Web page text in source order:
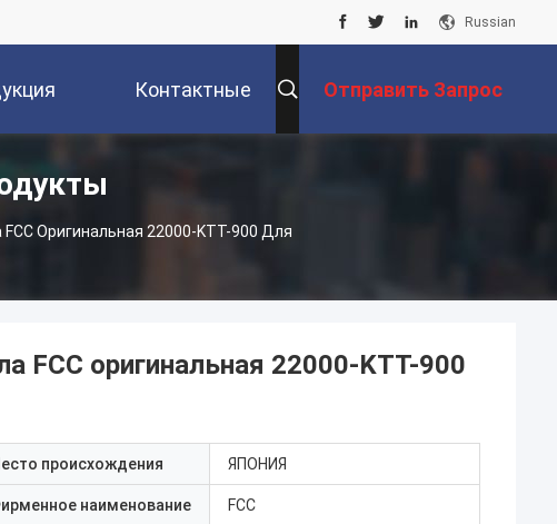
Russian
Контактные Отправить Запрос
Оригинальная 22000-KTT-900 Для
FCC оригинальная 22000-KTT-900
происхождения ЯПОНИЯ
наименование FCC